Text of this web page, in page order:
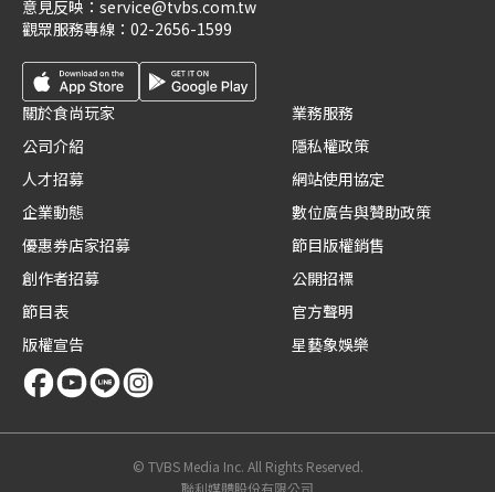
意見反映： service@tvbs.com.tw
觀眾服務專線： 02-2656-1599
關於食尚玩家
公司介紹
人才招募
企業動態
優惠券店家招募
創作者招募
節目表
版權宣告
業務服務
隱私權政策
網站使用協定
數位廣告與贊助政策
節目版權銷售
公開招標
官方聲明
星藝象娛樂
© TVBS Media Inc. All Rights Reserved.
聯利媒體股份有限公司